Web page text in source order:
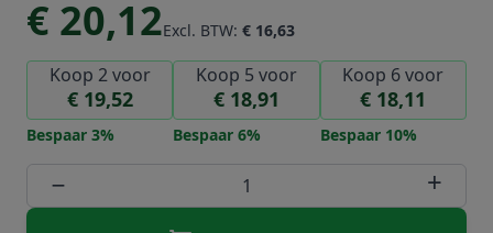
€ 20,12Excl. BTW: € 16,63
Koop 2 voor
€ 19,52
Bespaar 3%
Koop 5 voor
€ 18,91
Bespaar 6%
Koop 6 voor
€ 18,11
Bespaar10%
− +